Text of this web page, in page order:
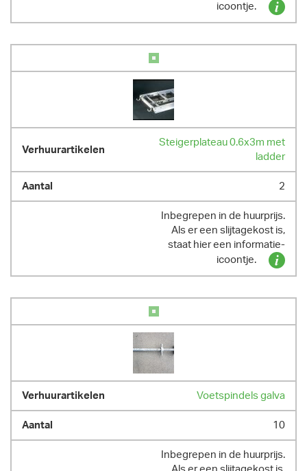
icoontje.
Steigerplateau 0.6x3m met
ladder
2
Inbegrepen in de huurprijs.
Als er een slijtagekost is,
staat hier een informatie-
icoontje.
Voetspindels galva
10
Inbegrepen in de huurprijs.